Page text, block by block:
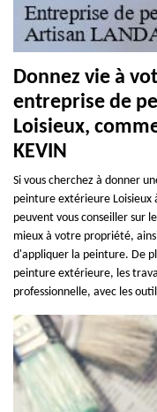
Donnez vie à
entreprise de
Loisieux,
KEVIN
Si vous cherchez à donner
peinture extérieure Loisieux
peuvent vous conseiller sur
mieux à votre propriété,
d'appliquer la peinture. De
peinture extérieure, les
professionnelle, avec les